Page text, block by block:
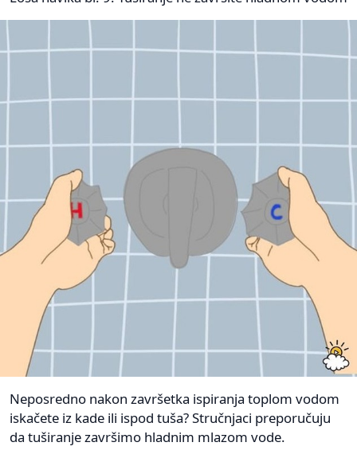
Neposredno nakon završetka ispiranja toplom vodom
iskačete iz kade ili ispod tuša? Stručnjaci preporučuju
da tuširanje završimo hladnim mlazom vode.